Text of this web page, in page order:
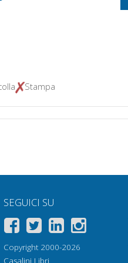
Stampa
SEGUICI SU
Copyright 2000-2026
Casalini Libri